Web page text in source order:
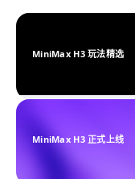
MiniMax H3 玩法精选
MiniMax H3 正式上线